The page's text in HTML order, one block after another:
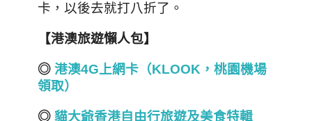
卡，以後去就打八折了。
【港澳旅遊懶人包】
◎ 港澳4G上網卡（KLOOK ，桃園機場
領取）
◎ 貓大爺香港自由行旅遊及美食特輯